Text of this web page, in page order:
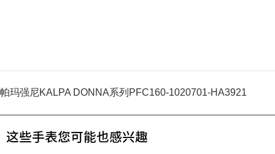
帕玛强尼KALPA DONNA系列PFC160-1020701-HA3921
这些手表您可能也感兴趣